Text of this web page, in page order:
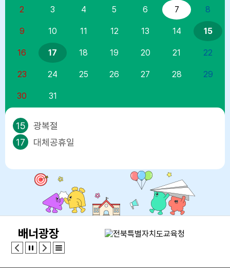
2 3 4 5 6 7 8
9 10 11 12 13 14 15
16 17 18 19 20 21 22
23 24 25 26 27 28 29
30 31
15
광복절
17
대체공휴일
배너광장